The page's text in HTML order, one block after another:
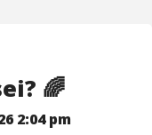
🌈
2:04 pm